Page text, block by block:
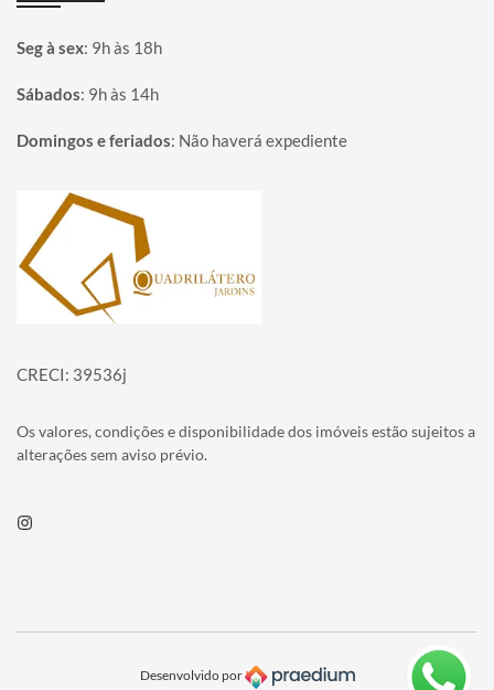
Seg à sex: 9h às 18h
Sábados: 9h às 14h
Domingos e feriados: Não haverá expediente
Página inicial
CRECI: 39536j
Os valores, condições e disponibilidade dos imóveis estão sujeitos a
alterações sem aviso prévio.
Instagram
Desenvolvido por